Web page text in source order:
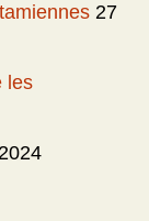
27
les